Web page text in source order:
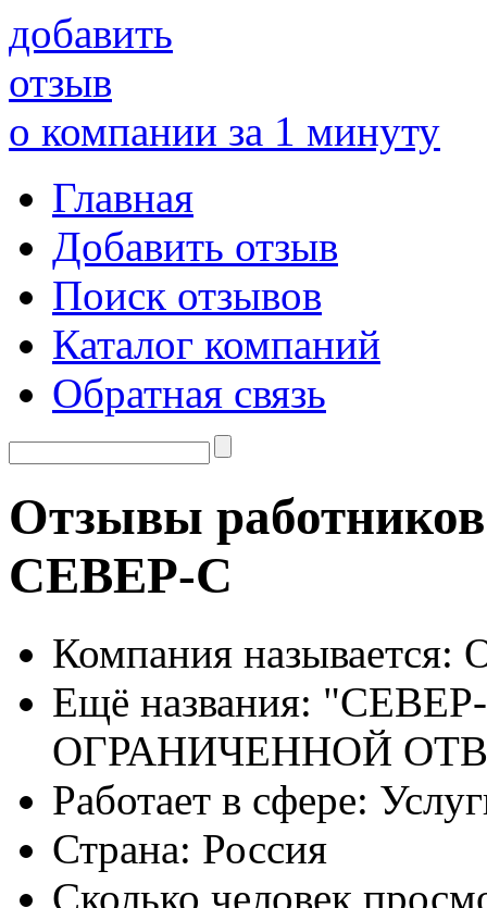
добавить
отзыв
о компании за 1 минуту
Главная
Добавить отзыв
Поиск отзывов
Каталог компаний
Обратная связь
Отзывы
СЕВЕР-С
Компания называется:
Ещё названия:
ОГРАНИЧЕННОЙ
Работает в сфере:
Страна: Россия
Сколько человек